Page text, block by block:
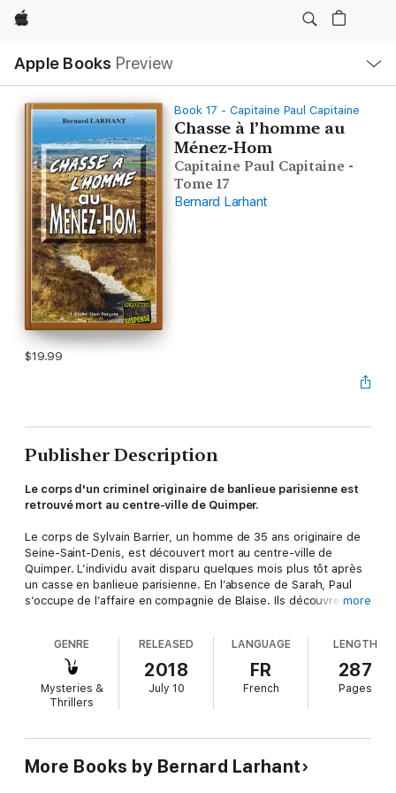
Apple
Apple Books Preview
Nav
Open
Menu
Book 17 - Capitaine Paul Capitaine
Chasse à l’homme au
Ménez-Hom
Capitaine Paul Capitaine -
Tome 17
Bernard Larhant
$19.99
Publisher Description
Le corps d'un criminel originaire de banlieue parisienne est
retrouvé mort au centre-ville de Quimper.
Le corps de Sylvain Barrier, un homme de 35 ans originaire de
Seine-Saint-Denis, est découvert mort au centre-ville de
Quimper. L’individu avait disparu quelques mois plus tôt après
un casse en banlieue parisienne. En l’absence de Sarah, Paul
s’occupe de l’affaire en compagnie de Blaise. Ils découvrent
trouvé refuge dans une ferme, propriété d’une mystérieuse
Irlandaise, sur les pentes du Ménez-Hom ? Une enquête plus
complexe qu’il n’y paraît, sur les traces des dernières heures
de Sylvain en presqu’île de Crozon. Si les évidences sont
souvent trompeuses, les légendes ont parfois un fond
Dinéault et Cast, il est des personnes qui connaissent la vérité.
Embarquez dans le 17e volet des enquêtes pleines de
more
GENRE
Mysteries &
Thrillers
RELEASED
2018
July 10
LANGUAGE
FR
French
LENGTH
287
Pages
More Books by Bernard Larhant